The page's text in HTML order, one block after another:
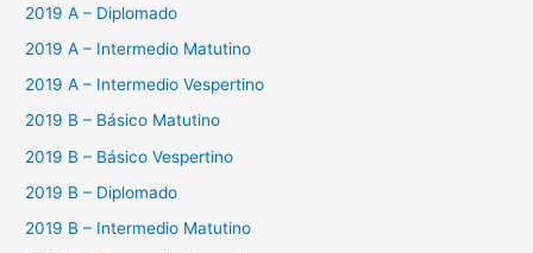
2019 A – Diplomado
2019 A – Intermedio Matutino
2019 A – Intermedio Vespertino
2019 B – Básico Matutino
2019 B – Básico Vespertino
2019 B – Diplomado
2019 B – Intermedio Matutino